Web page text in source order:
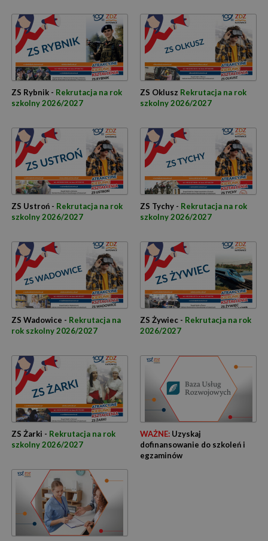
ZS Rybnik - Rekrutacja na rok
szkolny 2026/2027
ZS Oklusz Rekrutacja na rok
szkolny 2026/2027
ZS Ustroń - Rekrutacja na rok
szkolny 2026/2027
ZS Tychy - Rekrutacja na rok
szkolny 2026/2027
ZS Wadowice - Rekrutacja na
rok szkolny 2026/2027
ZS Żywiec - Rekrutacja na rok
2026/2027
ZS Żarki - Rekrutacja na rok
szkolny 2026/2027
WAŻNE:Uzyskaj
dofinansowanie do szkoleń i
egzaminów